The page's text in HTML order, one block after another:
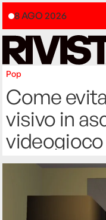
8 AGO 2026
Pop
Come
visivo in
videogioco